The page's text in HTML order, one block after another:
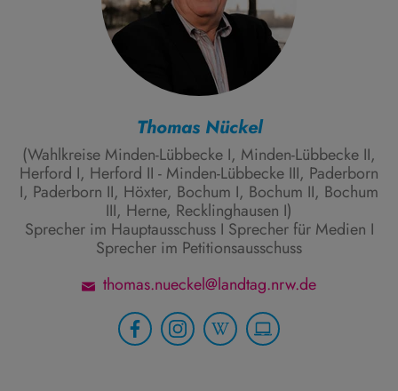
Thomas Nückel
(Wahlkreise Minden-Lübbecke I, Minden-Lübbecke II,
Herford I, Herford II - Minden-Lübbecke III, Paderborn
I, Paderborn II, Höxter, Bochum I, Bochum II, Bochum
III, Herne, Recklinghausen I)
Sprecher im Hauptausschuss I Sprecher für Medien I
Sprecher im Petitionsausschuss
thomas.nueckel@landtag.nrw.de